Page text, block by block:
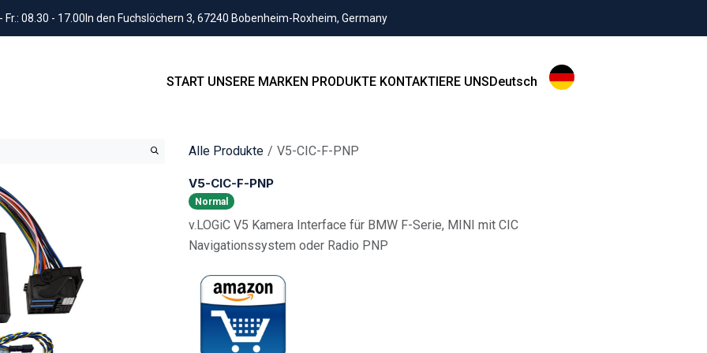
08.30 - 17.00 In den Fuchslöchern 3, 67240 Bobenheim-Roxheim, Germany
START UNSERE MARKEN PRODUKTE KONTAKTIERE UNSDeutsch
Alle Produkte V5-CIC-F-PNP
V5-CIC-F-PNP
Normal
v.LOGiC V5 Kamera Interface für BMW F-Serie, MINI mit CIC
Navigationssystem oder Radio PNP